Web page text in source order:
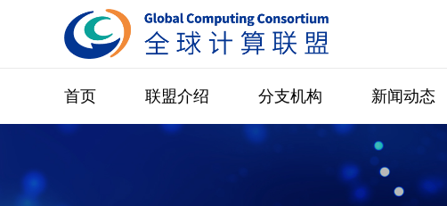
首页 联盟介绍 分支机构 新闻动态